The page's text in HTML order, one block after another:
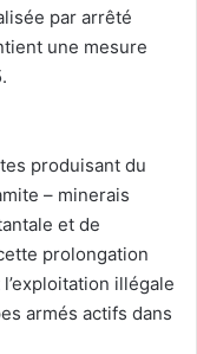
par arrêté
une mesure
produisant du
– minerais
et de
prolongation
illégale
armés actifs dans